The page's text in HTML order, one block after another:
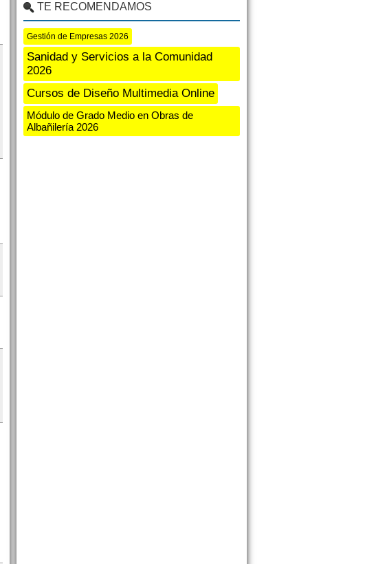
TE RECOMENDAMOS
Gestión de Empresas 2026
Sanidad y Servicios a la Comunidad
2026
Cursos de Diseño Multimedia Online
Módulo de Grado Medio en Obras de
Albañilería 2026